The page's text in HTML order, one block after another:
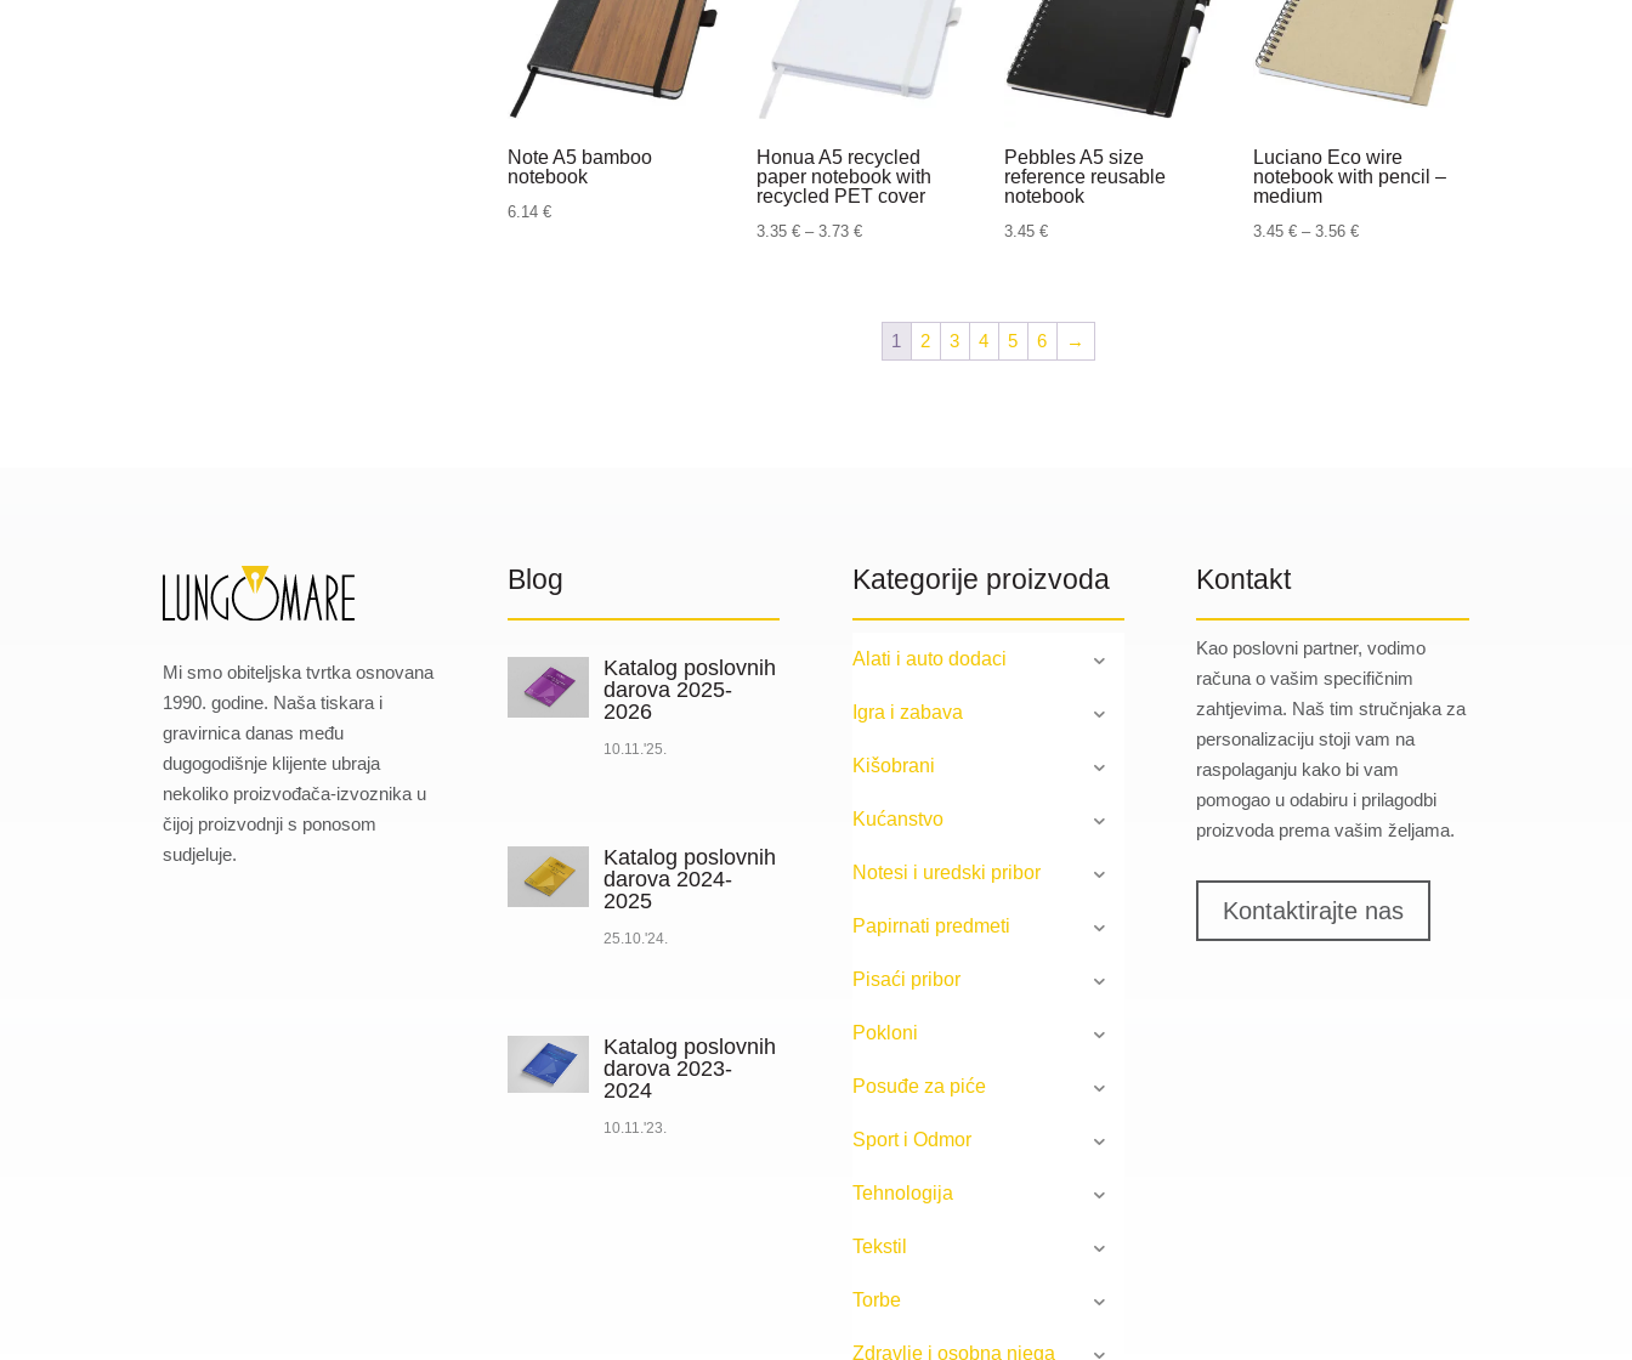
Note A5 bamboo
notebook
6.14 €
Honua A5 recycled
paper notebook with
recycled PET cover
3.35 € – 3.73 €Raspon
3.35 €
Pebbles A5 size
reference reusable
notebook
3.45€
Luciano Eco wire
notebook with pencil –
medium
3.45 € – 3.56 €Raspon
1 2 3 4 5 6 →
Mi smo obiteljska tvrtka osnovana
1990. godine. Naša tiskara i
gravirnica danas među
dugogodišnje klijente ubraja
nekoliko proizvođača-izvoznika u
čijoj proizvodnji s ponosom
sudjeluje.
Blog
Katalog poslovnih
darova 2025-
2026
10.11.'25.
Katalog poslovnih
darova 2024-
2025
25.10.'24.
Katalog poslovnih
darova 2023-
2024
10.11.'23.
Kategorije proizvoda
Alati i auto dodaci
Igra i zabava
Kišobrani
Kućanstvo
Notesi i uredski pribor
Papirnati predmeti
Pisaći pribor
Pokloni
Posuđe za piće
Sport i Odmor
Tehnologija
Tekstil
Torbe
Zdravlje i osobna njega
Kontakt
Kao poslovni partner, vodimo
računa o vašim specifičnim
zahtjevima. Naš tim stručnjaka za
personalizaciju stoji vam na
raspolaganju kako bi vam
pomogao u odabiru i prilagodbi
proizvoda prema vašim željama.
Kontaktirajte nas